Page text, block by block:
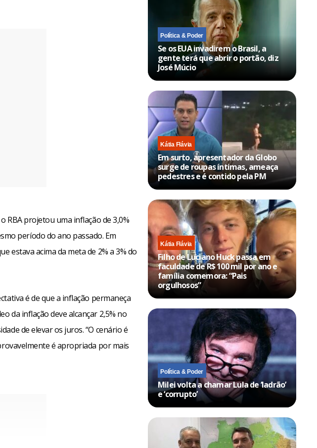
projetou uma inflação de 3,0%
período do ano passado. Em
estava acima da meta de 2% a 3% do
é de que a inflação permaneça
da inflação deve alcançar 2,5% no
de elevar os juros. “O cenário é
é apropriada por mais
Política & Poder
Se os EUA invadirem o Brasil, a
gente terá que abrir o portão, diz
José Múcio
Kátia Flávia
Em surto, apresentador da Globo
surge de roupas íntimas, ameaça
pedestres e é contido pela PM
Kátia Flávia
Filho de Luciano Huck passa em
faculdade de R$ 100 mil por ano e
família comemora: “Pais
orgulhosos”
Política & Poder
Milei volta a chamar Lula de ‘ladrão’
e ‘corrupto’